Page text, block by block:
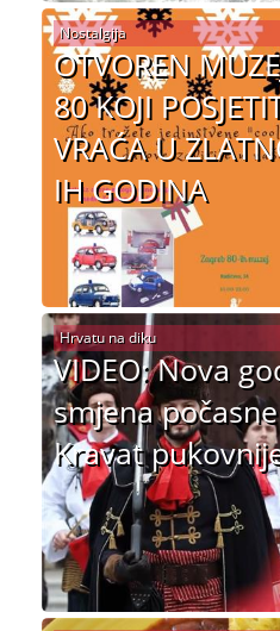
OTVOREN
80 KOJI
VRAĆA U
IH GODINA
Nostalgija
VIDEO: Nova
smjena
Kravat
Hrvatu na diku